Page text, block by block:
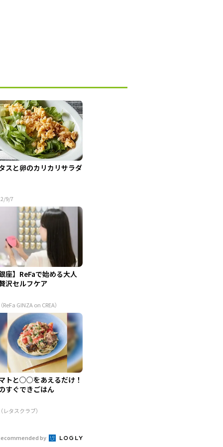
スと卵のカリカリサラダ
9/7
座】ReFaで始める大人
沢セルフケア
ReFa GINZA on CREA）
トと○○をあえるだけ！
すぐできごはん
レタスクラブ）
by